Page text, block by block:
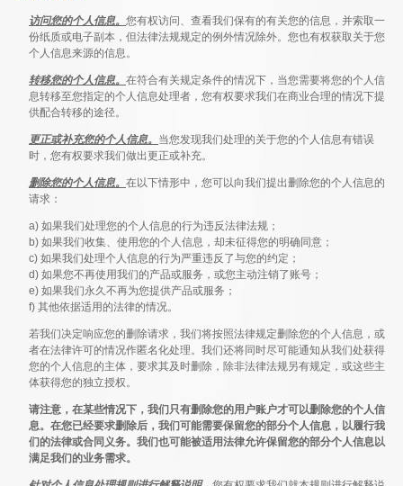
访问您的个人信息。 您有权访问、查看我们保有的有关您的信息，并索取一
份纸质或电子副本，但法律法规规定的例外情况除外。您也有权获取关于您
个人信息来源的信息。
转移您的个人信息。 在符合有关规定条件的情况下，当您需要将您的个人信
息转移至您指定的个人信息处理者，您有权要求我们在商业合理的情况下提
供配合转移的途径。
更正或补充您的个人信息。 当您发现我们处理的关于您的个人信息有错误
时，您有权要求我们做出更正或补充。
删除您的个人信息。 在以下情形中，您可以向我们提出删除您的个人信息的
请求：
a) 如果我们处理您的个人信息的行为违反法律法规；
b) 如果我们收集、使用您的个人信息，却未征得您的明确同意；
c) 如果我们处理个人信息的行为严重违反了与您的约定；
d) 如果您不再使用我们的产品或服务，或您主动注销了账号；
e) 如果我们永久不再为您提供产品或服务；
f) 其他依据适用的法律的情况。
若我们决定响应您的删除请求，我们将按照法律规定删除您的个人信息，或
者在法律许可的情况作匿名化处理。我们还将同时尽可能通知从我们处获得
您的个人信息的主体，要求其及时删除，除非法律法规另有规定，或这些主
体获得您的独立授权。
请注意，在某些情况下，我们只有删除您的用户账户才可以删除您的个人信
息。在您已经要求删除后，我们可能需要保留您的部分个人信息，以履行我
们的法律或合同义务。我们也可能被适用法律允许保留您的部分个人信息以
满足我们的业务需求。